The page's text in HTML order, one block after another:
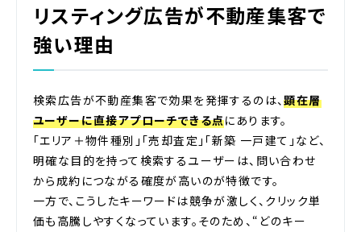
リスティング広告が不動産集客で
強い理由
検索広告が不動産集客で効果を発揮するのは、顕在層
ユーザーに直接アプローチできる点にあります。
「エリア＋物件種別」「売却査定」「新築 一戸建て」など、
明確な目的を持って検索するユーザーは、問い合わせ
から成約につながる確度が高いのが特徴です。
一方で、こうしたキーワードは競争が激しく、クリック単
価も高騰しやすくなっています。そのため、“どのキー